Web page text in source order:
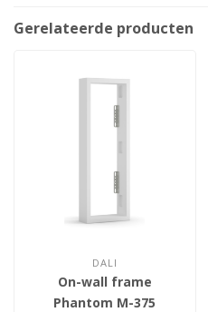
Gerelateerde producten
DALI
On-wall frame
Phantom M-375